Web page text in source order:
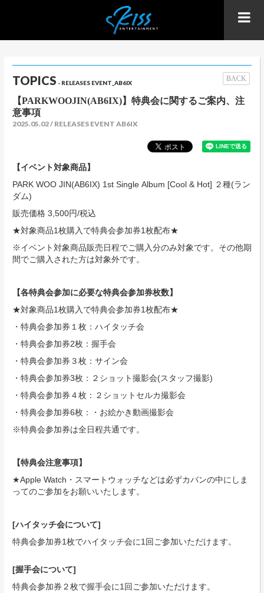
TOPICS - RELEASES EVENT_AB6IX BACK
【PARKWOOJIN(AB6IX)】特典会に関するご案内、注
意事項
2025.05.02 RELEASES EVENT AB6IX
【イベント対象商品】
PARK WOO JIN(AB6IX) 1st Single Album [Cool & Hot] ２種(ラン
ダム)
販売価格 3,500円/税込
★対象商品1枚購入で特典会参加券1枚配布★
※イベント対象商品販売日程でご購入分のみ対象です。その他期
間でご購入された方は対象外です。
【各特典会参加に必要な特典会参加券枚数】
★対象商品1枚購入で特典会参加券1枚配布★
・特典会参加券１枚：ハイタッチ会
・特典会参加券2枚：握手会
・特典会参加券３枚：サイン会
・特典会参加券3枚：２ショット撮影会(スタッフ撮影)
・特典会参加券４枚：２ショットセルカ撮影会
・特典会参加券6枚：・お絵かき動画撮影会
※特典会参加券は全日程共通です。
【特典会注意事項】
★Apple Watch・スマートウォッチなどは必ずカバンの中にしま
ってのご参加をお願いいたします。
[ハイタッチ会について]
特典会参加券1枚でハイタッチ会に1回ご参加いただけます。
[握手会について]
特典会参加券２枚で握手会に1回ご参加いただけます。